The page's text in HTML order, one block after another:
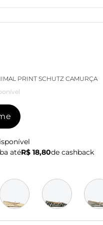
PRINT SCHUTZ CAMURÇA
atéR$ 18,80de cashback